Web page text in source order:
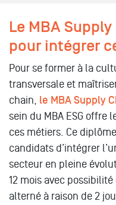
Le MBA
pour intégrer
Pour se former à la
transversale et
chain, le MBA Supply
sein du MBA ESG offre
ces métiers. Ce
candidats d’intégrer
secteur en pleine
12 mois avec
alterné à raison de 2